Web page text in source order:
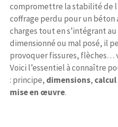
compromettre la stabilité de
coffrage perdu pour un béton
charges tout en s’intégrant
dimensionné ou mal posé, il
provoquer fissures, flèches…
Voici l’essentiel à connaître
: principe, dimensions,
mise en œuvre.